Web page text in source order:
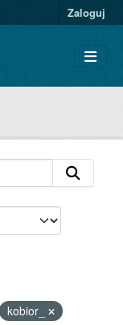
Zaloguj
kobior_